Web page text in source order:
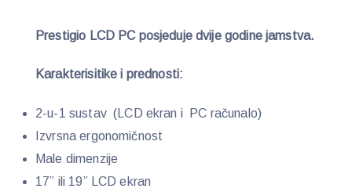
Prestigio LCD PC posjeduje dvije godine jamstva.
Karakterisitike i prednosti:
2-u-1 sustav (LCD ekran i PC računalo)
Izvrsna ergonomičnost
Male dimenzije
17” ili 19” LCD ekran